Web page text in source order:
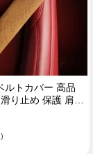
カバー 高品
止め 保護 肩当
感軽減